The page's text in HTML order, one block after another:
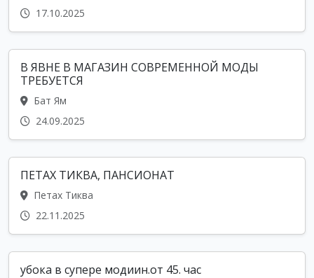
17.10.2025
В ЯВНЕ В МАГАЗИН СОВРЕМЕННОЙ МОДЫ
ТРЕБУЕТСЯ
Бат Ям
24.09.2025
ПЕТАХ ТИКВА, ПАНСИОНАТ
Петах Тиква
22.11.2025
убока в супере модиин.от 45. час